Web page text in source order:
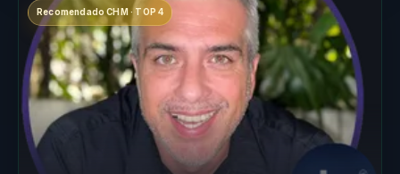
Recomendado CHM · TOP 4